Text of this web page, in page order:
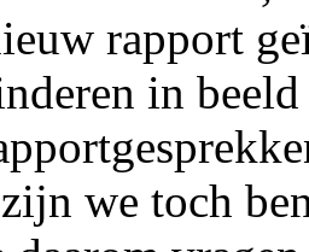
rapport
in beeld
we toch